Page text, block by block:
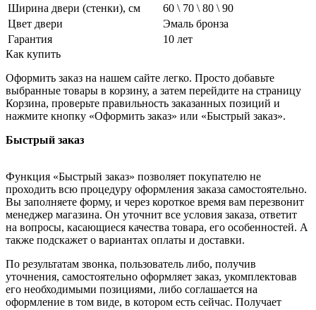
Ширина двери (стенки), см
60 \ 70 \ 80 \ 90
Цвет двери
Эмаль бронза
Гарантия
10 лет
Как купить
Оформить заказ на нашем сайте легко. Просто добавьте
выбранные товары в корзину, а затем перейдите на страницу
Корзина, проверьте правильность заказанных позиций и
нажмите кнопку «Оформить заказ» или «Быстрый заказ».
Быстрый заказ
Функция «Быстрый заказ» позволяет покупателю не
проходить всю процедуру оформления заказа самостоятельно.
Вы заполняете форму, и через короткое время вам перезвонит
менеджер магазина. Он уточнит все условия заказа, ответит
на вопросы, касающиеся качества товара, его особенностей. А
также подскажет о вариантах оплаты и доставки.
По результатам звонка, пользователь либо, получив
уточнения, самостоятельно оформляет заказ, укомплектовав
его необходимыми позициями, либо соглашается на
оформление в том виде, в котором есть сейчас. Получает